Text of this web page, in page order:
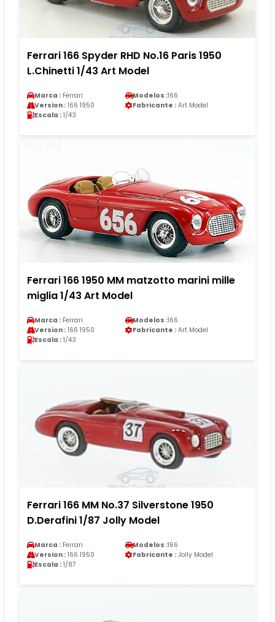
Ferrari 166 Spyder RHD No.16 Paris 1950
L.Chinetti 1/43 Art Model
Marca : Ferrari Modelos :166
Version : 166 1950 Fabricante : Art Model
Escala : 1/43
Ferrari 166 1950 MM matzotto marini mille
miglia 1/43 Art Model
Marca : Ferrari Modelos :166
Version : 166 1950 Fabricante : Art Model
Escala : 1/43
Ferrari 166 MM No.37 Silverstone 1950
D.Derafini 1/87 Jolly Model
Marca : Ferrari Modelos :166
Version : 166 1950 Fabricante : Jolly Model
Escala : 1/87